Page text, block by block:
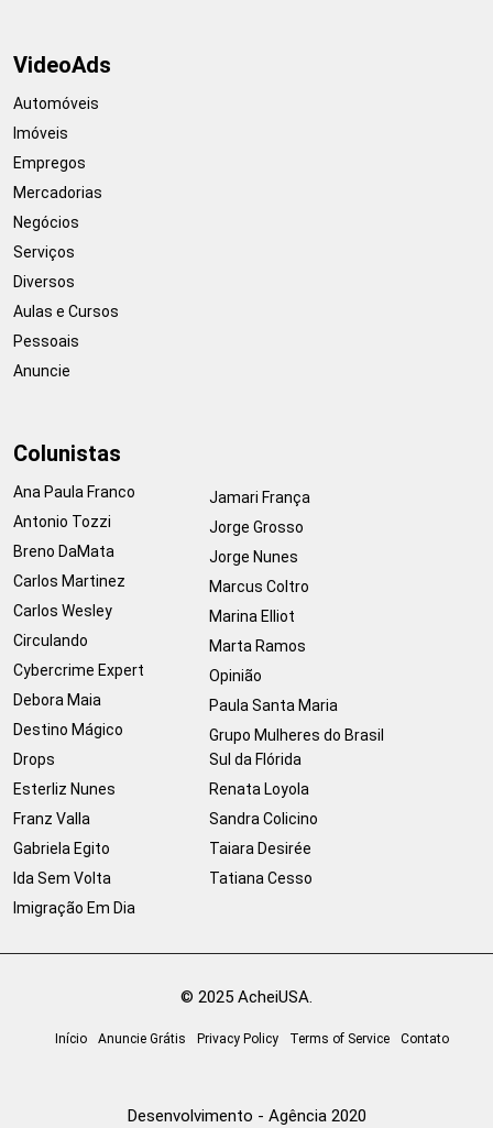
VideoAds
Automóveis
Imóveis
Empregos
Mercadorias
Negócios
Serviços
Diversos
Aulas e Cursos
Pessoais
Anuncie
Colunistas
Ana Paula Franco
Antonio Tozzi
Breno DaMata
Carlos Martinez
Carlos Wesley
Circulando
Cybercrime Expert
Debora Maia
Destino Mágico
Drops
Esterliz Nunes
Franz Valla
Gabriela Egito
Ida Sem Volta
Imigração Em Dia
Jamari França
Jorge Grosso
Jorge Nunes
Marcus Coltro
Marina Elliot
Marta Ramos
Opinião
Paula Santa Maria
Grupo Mulheres do Brasil
Sul da Flórida
Renata Loyola
Sandra Colicino
Taiara Desirée
Tatiana Cesso
© 2025 AcheiUSA.
Início Anuncie Grátis Privacy Policy Terms of Service Contato
Desenvolvimento - Agência 2020